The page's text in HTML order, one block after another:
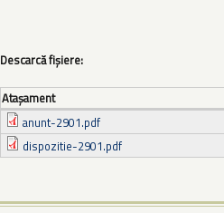
Descarcă fișiere:
Ataşament
anunt-2901.pdf
dispozitie-2901.pdf